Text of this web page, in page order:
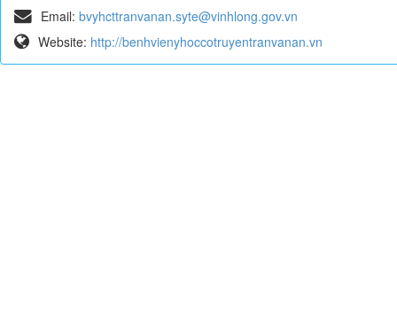
Email: bvyhcttranvanan.syte@vinhlong.gov.vn
Website: http://benhvienyhoccotruyentranvanan.vn